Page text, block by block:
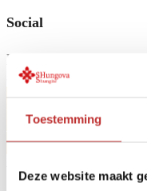
Toestemming
Deze website maakt
Social
Facebook
Vous pouvez également nous
+31 (0)35 628 47 08